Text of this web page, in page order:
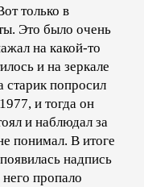
только в
Это было очень
на какой-то
и на зеркале
старик попросил
и тогда он
и наблюдал за
понимал. В итоге
надпись
пропало